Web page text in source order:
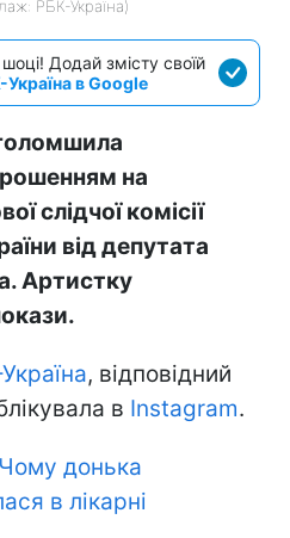
РБК-Україна)
Додай змісту своїй
в Google
на
слідчої комісії
від депутата
Артистку
, відповідний
в Instagram.
Чому донька
в лікарні